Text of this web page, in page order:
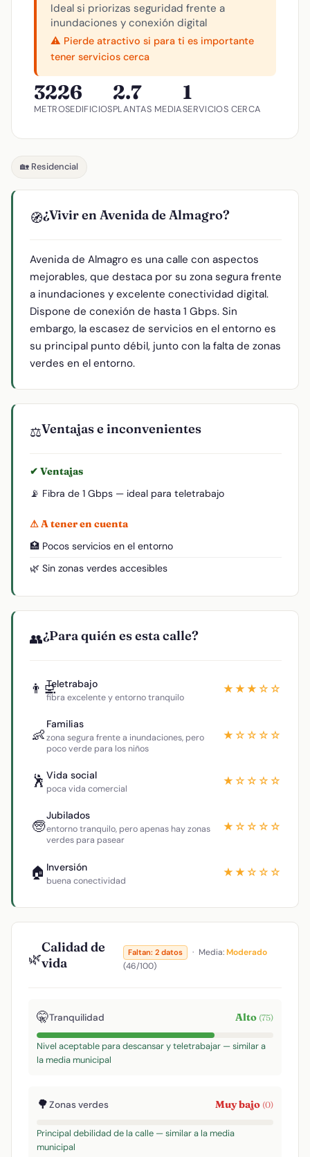
Ideal si priorizas seguridad frente a
inundaciones y conexión digital
⚠️ Pierde atractivo si para ti es importante
tener servicios cerca
322
METROS
6
EDIFICIOS
2.7
PLANTAS MEDIA
1
SERVICIOS CERCA
🏡 Residencial
🧭¿Vivir en Avenida de Almagro?
Avenida de Almagro es una calle con aspectos
mejorables, que destaca por su zona segura frente
a inundaciones y excelente conectividad digital.
Dispone de conexión de hasta 1 Gbps. Sin
embargo, la escasez de servicios en el entorno es
su principal punto débil, junto con la falta de zonas
verdes en el entorno.
⚖️Ventajas e inconvenientes
✔ Ventajas
📡 Fibra de 1 Gbps — ideal para teletrabajo
⚠ A tener en cuenta
🏥 Pocos servicios en el entorno
🌿 Sin zonas verdes accesibles
👥¿Para quién es esta calle?
👨‍💻Teletrabajo
fibra excelente y entorno tranquilo
★★★☆☆
👶
Familias
zona segura frente a inundaciones, pero
poco verde para los niños
★☆☆☆☆
🕺 Vida social
poca vida comercial
★☆☆☆☆
🧓
Jubilados
entorno tranquilo, pero apenas hay zonas
verdes para pasear
★☆☆☆☆
🏠 Inversión
buena conectividad
★★☆☆☆
🌿
Calidad de
vida
Faltan: 2 datos · Media:Moderado
(46/100)
🤫Tranquilidad Alto (75)
Nivel aceptable para descansar y teletrabajar — similar a
la media municipal
🌳Zonas verdes Muy bajo (0)
Principal debilidad de la calle — similar a la media
municipal